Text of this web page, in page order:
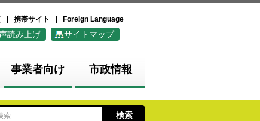
携帯サイト Foreign Language
読み上げ サイトマップ
事業者向け 市政情報